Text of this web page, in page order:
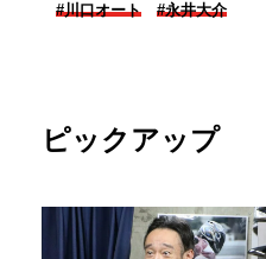
#川口オート #永井大介
ピックアップ